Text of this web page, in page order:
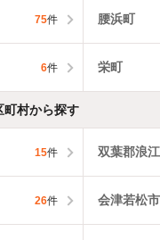
75件 腰浜町
6件 栄町
町村から探す
15件 双葉郡浪
26件 会津若松市